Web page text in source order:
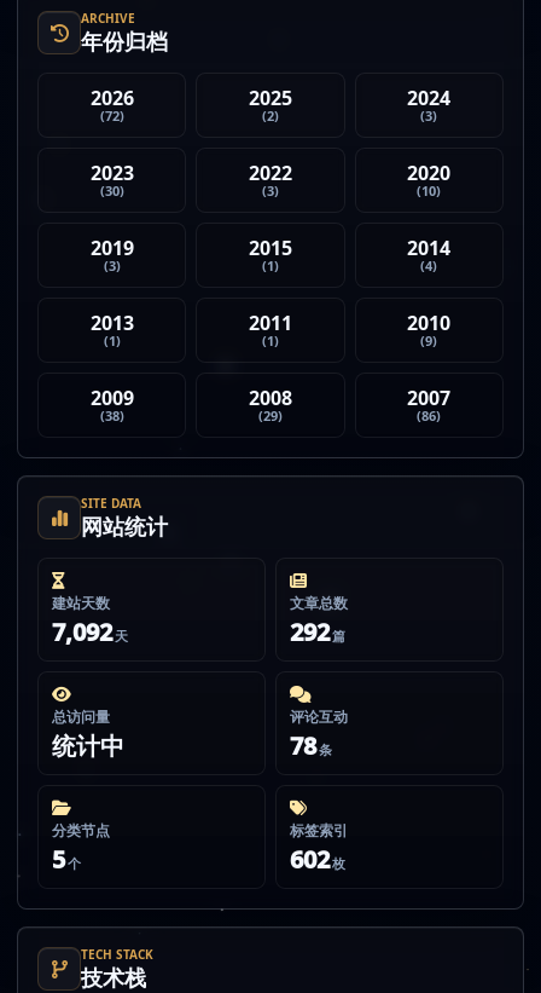
ARCHIVE
年份归档
2026
(72)
2025
(2)
2024
(3)
2023
(30)
2022
(3)
2020
(10)
2019
(3)
2015
(1)
2014
(4)
2013
(1)
2011
(1)
2010
(9)
2009
(38)
2008
(29)
2007
(86)
SITE DATA
网站统计
建站天数
7,092 天
文章总数
292篇
总访问量
统计中
评论互动
78条
分类节点
5个
标签索引
602枚
TECH STACK
技术栈